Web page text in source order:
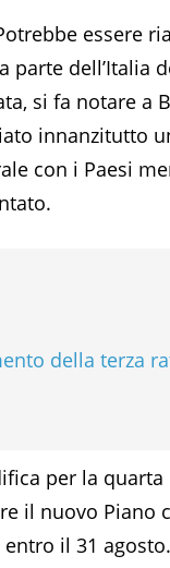
essere
parte dell’Italia
si fa notare a
innanzitutto
con i Paesi
della terza
per la
il nuovo Piano
il 31 agosto.